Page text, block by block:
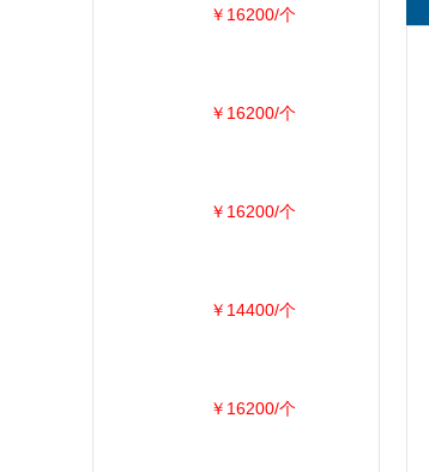
￥16200/个
￥16200/个
￥16200/个
￥14400/个
￥16200/个